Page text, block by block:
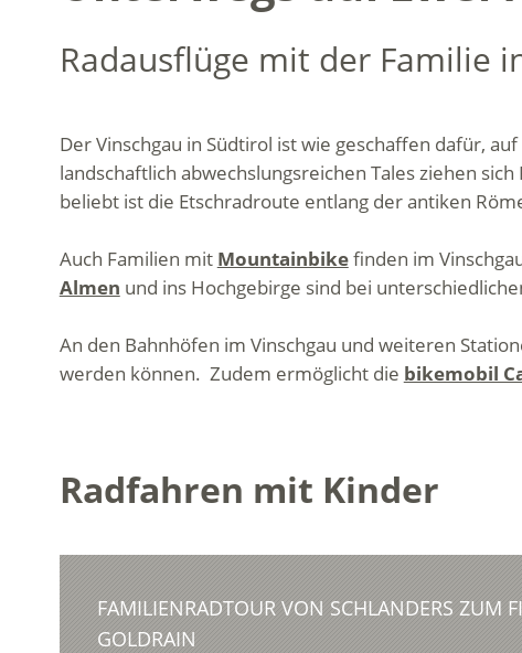
Radausflüge mit der Familie
Der Vinschgau in Südtirol ist wie geschaffen dafür,
landschaftlich abwechslungsreichen Tales ziehen
beliebt ist die Etschradroute entlang der antiken
Auch Familien mit Mountainbikefinden im
Almen und ins Hochgebirge sind bei
An den Bahnhöfen im Vinschgau und weiteren
werden können. Zudem ermöglicht die bikemobil
Radfahren mit Kinder
FAMILIENRADTOUR VON SCHLANDERS ZUM
GOLDRAIN